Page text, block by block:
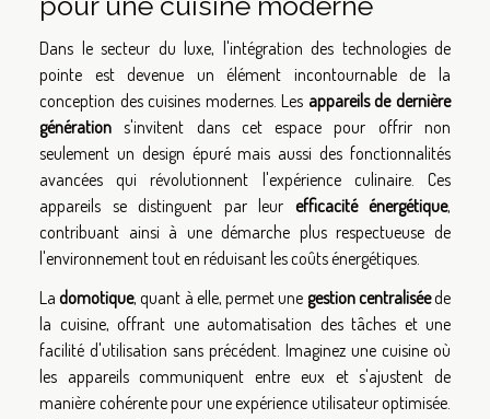
Dans le secteur du luxe, l'intégration des technologies de
pointe est devenue un élément incontournable de la
conception des cuisines modernes. Les appareils de dernière
génération s'invitent dans cet espace pour offrir non
seulement un design épuré mais aussi des fonctionnalités
avancées qui révolutionnent l'expérience culinaire. Ces
appareils se distinguent par leur efficacité énergétique,
contribuant ainsi à une démarche plus respectueuse de
l'environnement tout en réduisant les coûts énergétiques.
Ladomotique, quant à elle, permet une gestion centraliséede
la cuisine, offrant une automatisation des tâches et une
facilité d'utilisation sans précédent. Imaginez une cuisine où
les appareils communiquent entre eux et s'ajustent de
manière cohérente pour une expérience utilisateur optimisée.